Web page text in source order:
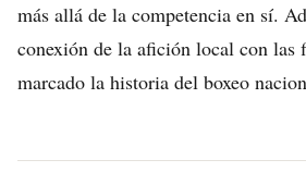
más allá de la competencia en sí.
conexión de la afición local con las
marcado la historia del boxeo